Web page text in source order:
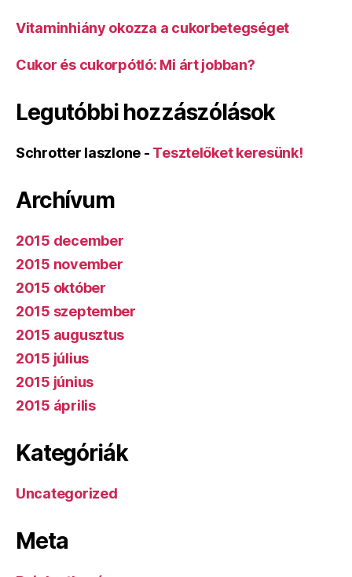
Vitaminhiány okozza a cukorbetegséget
Cukor és cukorpótló: Mi árt jobban?
Legutóbbi hozzászólások
Schrotter laszlone - Tesztelőket keresünk!
Archívum
2015 december
2015 november
2015 október
2015 szeptember
2015 augusztus
2015 július
2015 június
2015 április
Kategóriák
Uncategorized
Meta